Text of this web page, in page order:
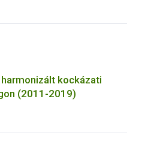
kockázati
(2011-2019)